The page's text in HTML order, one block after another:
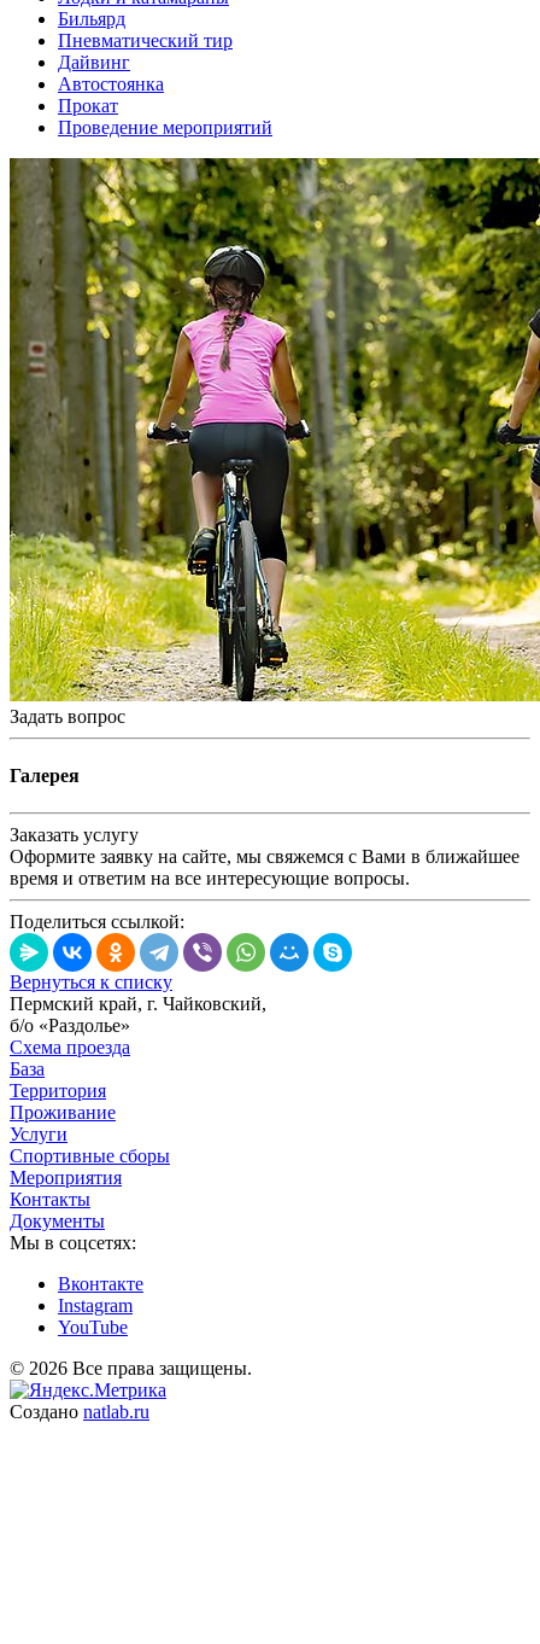
Бильярд
Пневматический тир
Дайвинг
Автостоянка
Прокат
Проведение мероприятий
Задать вопрос
Галерея
Заказать услугу
Оформите заявку на сайте, мы свяжемся с Вами в ближайшее
время и ответим на все интересующие вопросы.
Поделиться ссылкой:
Вернуться к списку
Пермский край, г. Чайковский,
б/о «Раздолье»
Схема проезда
База
Территория
Проживание
Услуги
Спортивные сборы
Мероприятия
Контакты
Документы
Мы в соцсетях:
Вконтакте
Instagram
YouTube
© 2026 Все права защищены.
Создано natlab.ru